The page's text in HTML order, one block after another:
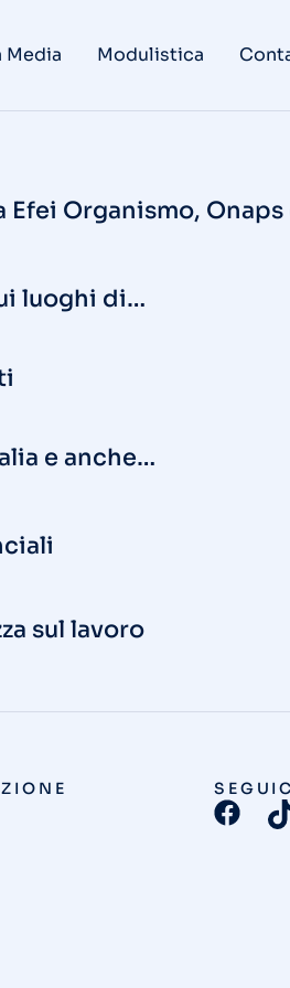
Media Modulistica
Organismo, Onaps
luoghi di…
e anche…
sul lavoro